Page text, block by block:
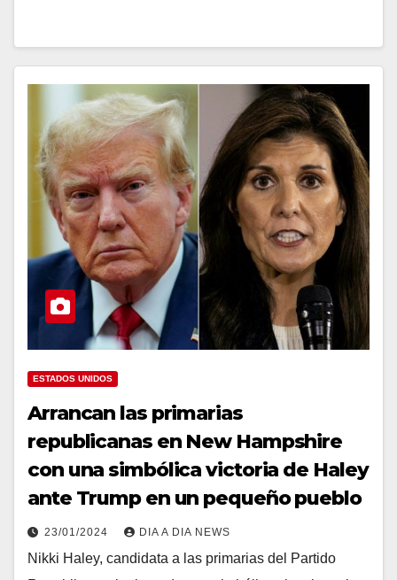
ESTADOS UNIDOS
Arrancan las primarias
republicanas en New Hampshire
con una simbólica victoria de Haley
ante Trump en un pequeño pueblo
23/01/2024 DIA A DIA NEWS
Nikki Haley, candidata a las primarias del Partido